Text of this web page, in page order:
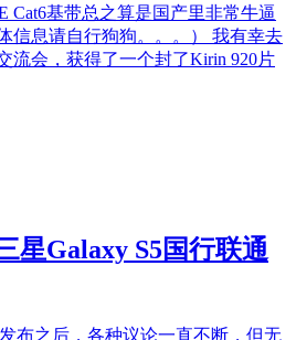
Cat6基带总之算是国产里非常牛逼
信息请自行狗狗。。。） 我有幸去
流会，获得了一个封了Kirin 920片
星Galaxy S5国行联通
布之后，各种议论一直不断，但无